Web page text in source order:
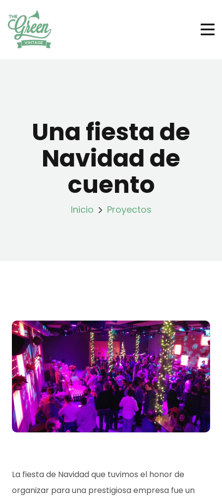
Una fiesta de
Navidad de
cuento
Inicio Proyectos
La fiesta de Navidad que tuvimos el honor de
organizar para una prestigiosa empresa fue un